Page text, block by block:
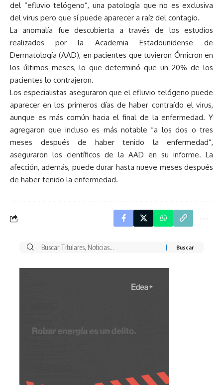
del “efluvio telógeno”, una patología que no es exclusiva
del virus pero que sí puede aparecer a raíz del contagio.
La anomalía fue descubierta a través de los estudios
realizados por la Academia Estadounidense de
Dermatología (AAD), en pacientes que tuvieron Ómicron en
los últimos meses, lo que determinó que un 20% de los
pacientes lo contrajeron.
Los especialistas aseguraron que el efluvio telógeno puede
aparecer en los primeros días de haber contraído el virus,
aunque es más común hacia el final de la enfermedad. Y
agregaron que incluso es más notable “a los dos o tres
meses después de haber tenido la enfermedad”,
aseguraron los científicos de la AAD en su informe. La
afección, además, puede durar hasta nueve meses después
de haber tenido la enfermedad.
Buscar